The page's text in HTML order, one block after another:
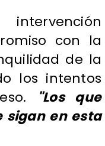
con la
de la
los intentos
"Los que
sigan en esta